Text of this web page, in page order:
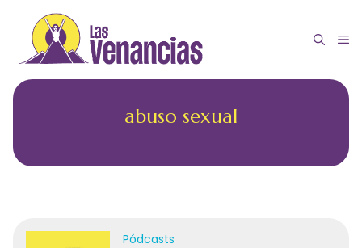
contenido
abuso sexual
Pódcasts